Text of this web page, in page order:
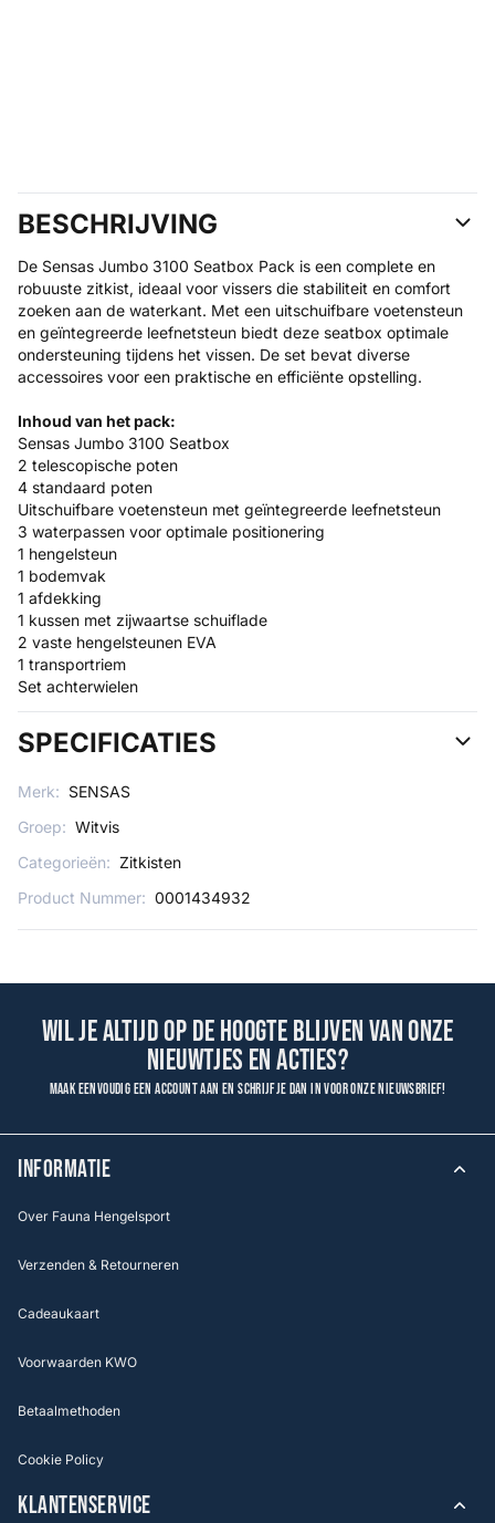
BESCHRIJVING
De Sensas Jumbo 3100 Seatbox Pack is een complete en
robuuste zitkist, ideaal voor vissers die stabiliteit en comfort
zoeken aan de waterkant. Met een uitschuifbare voetensteun
en geïntegreerde leefnetsteun biedt deze seatbox optimale
ondersteuning tijdens het vissen. De set bevat diverse
accessoires voor een praktische en efficiënte opstelling.
Inhoud van het pack:
Sensas Jumbo 3100 Seatbox
2 telescopische poten
4 standaard poten
Uitschuifbare voetensteun met geïntegreerde leefnetsteun
3 waterpassen voor optimale positionering
1 hengelsteun
1 bodemvak
1 afdekking
1 kussen met zijwaartse schuiflade
2 vaste hengelsteunen EVA
1 transportriem
Set achterwielen
SPECIFICATIES
Merk: SENSAS
Groep: Witvis
Categorieën: Zitkisten
Product Nummer: 0001434932
Wil je altijd op de hoogte blijven van onze
nieuwtjes en acties?
Maak eenvoudig een account aan en schrijf je dan in voor onze nieuwsbrief!
INFORMATIE
Over Fauna Hengelsport
Verzenden & Retourneren
Cadeaukaart
Voorwaarden KWO
Betaalmethoden
Cookie Policy
KLANTENSERVICE